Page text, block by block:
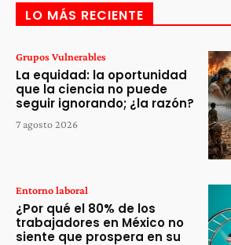
LO MÁS RECIENTE
Grupos Vulnerables
La equidad: la oportunidad
que la ciencia no puede
seguir ignorando; ¿la razón?
7 agosto 2026
Entorno laboral
¿Por qué el 80% de los
trabajadores en México no
siente que prospera en su